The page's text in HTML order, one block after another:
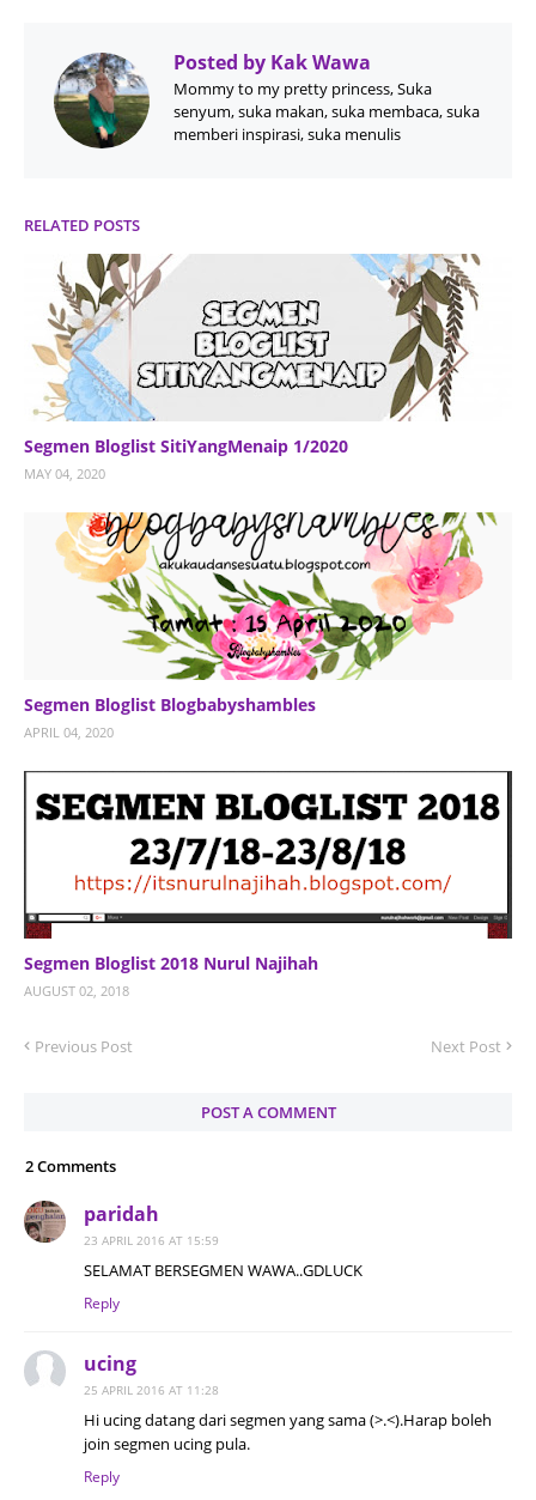
Posted by Kak Wawa
Mommy to my pretty princess, Suka
senyum, suka makan, suka membaca, suka
memberi inspirasi, suka menulis
RELATED POSTS
Segmen Bloglist SitiYangMenaip 1/2020
MAY 04, 2020
Segmen Bloglist Blogbabyshambles
APRIL 04, 2020
Segmen Bloglist 2018 Nurul Najihah
AUGUST 02, 2018
Previous Post Next Post
POST A COMMENT
2 Comments
paridah
23 APRIL 2016 AT 15:59
SELAMAT BERSEGMEN WAWA..GDLUCK
Reply
ucing
25 APRIL 2016 AT 11:28
Hi ucing datang dari segmen yang sama (>.<).Harap boleh
join segmen ucing pula.
Reply